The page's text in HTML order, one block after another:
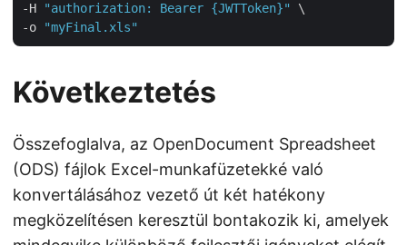
-H
"authorization: Bearer {JWTToken}"
\
-o
"myFinal.xls"
Következtetés
Összefoglalva, az OpenDocument Spreadsheet
(ODS) fájlok Excel-munkafüzetekké való
konvertálásához vezető út két hatékony
megközelítésen keresztül bontakozik ki, amelyek